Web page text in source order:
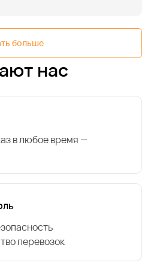
больше
нас
в любое время —
перевозок